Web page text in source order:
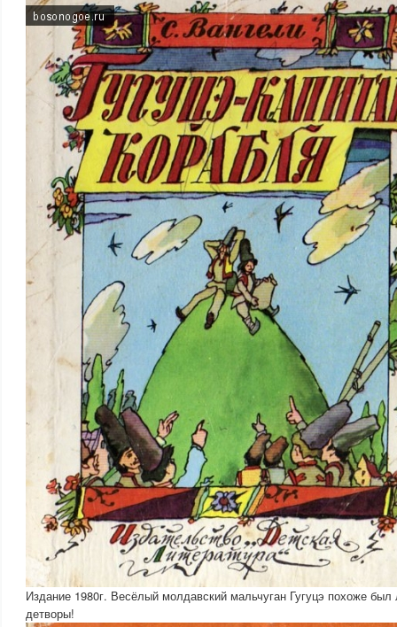
Издание 1980г. Весёлый молдавский мальчуган Гугуцэ похоже
детворы!